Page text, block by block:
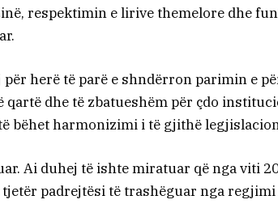
respektimin e lirive themelore dhe
herë të parë e shndërron parimin e
dhe të zbatueshëm për çdo
bëhet harmonizimi i të gjithë
Ai duhej të ishte miratuar që nga viti
padrejtësi të trashëguar nga regjimi